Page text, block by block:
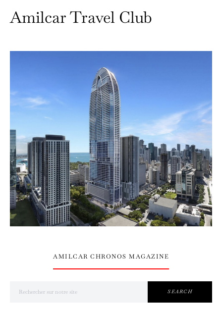
Amilcar Travel Club
AMILCAR CHRONOS MAGAZINE
SEARCH